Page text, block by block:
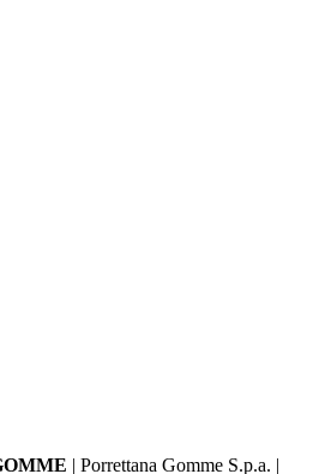
| Porrettana Gomme S.p.a. |